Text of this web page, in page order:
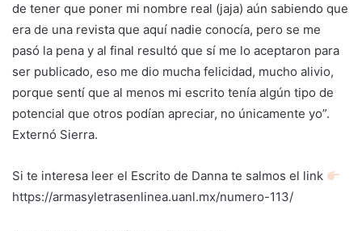
de tener que poner mi nombre real (jaja) aún sabiendo que
era de una revista que aquí nadie conocía, pero se me
pasó la pena y al final resultó que sí me lo aceptaron para
ser publicado, eso me dio mucha felicidad, mucho alivio,
porque sentí que al menos mi escrito tenía algún tipo de
potencial que otros podían apreciar, no únicamente yo”.
Externó Sierra.
Si te interesa leer el Escrito de Danna te salmos el link
https://armasyletrasenlinea.uanl.mx/numero-113/